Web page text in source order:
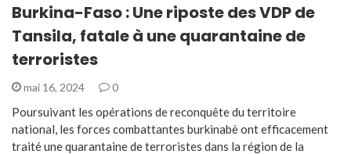
Burkina-Faso : Une riposte des VDP de
Tansila, fatale à une quarantaine de
terroristes
mai 16, 2024 0
Poursuivant les opérations de reconquête du territoire
national, les forces combattantes burkinabè ont efficacement
traité une quarantaine de terroristes dans la région de la